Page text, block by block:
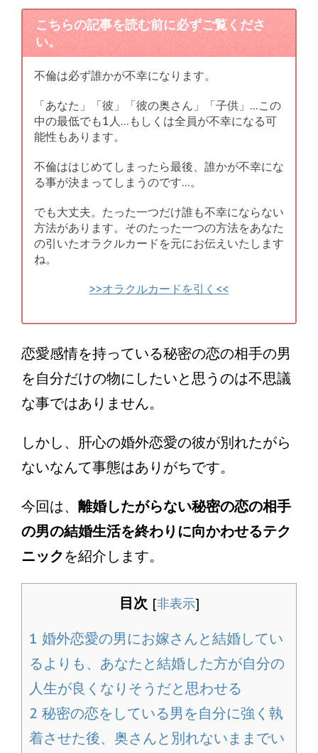
こちらの記事を読む前に必ずご覧くださ
い。
不倫は必ず誰かが不幸になります。
「あなた」「彼」「彼の奥さん」「子供」…この
中の最低でも1人…もしくは全員が不幸になる可
能性もあります。
不倫ははじめてしまったら最後、誰かが不幸にな
る事が決まってしまうのです…。
でも大丈夫。たった一つだけ誰も不幸にならない
方法があります。そのたった一つの方法をあなた
の引いたオラクルカードを元にお伝えいたします
ね。
>>オラクルカードを引く<<
恋愛感情を持っている秘密の恋の相手の男
を自分だけの物にしたいと思うのは不思議
な事ではありません。
しかし、肝心の婚外恋愛の彼が別れたがら
ないなんて事態はありがちです。
今回は、 離婚したがらない秘密の恋の相手
の男の結婚生活を終わりに向かわせるテク
ニックを紹介します。
目次 [非表示]
1 婚外恋愛の男にお嫁さんと結婚してい
るよりも、あなたと結婚した方が自分の
人生が良くなりそうだと思わせる
2 秘密の恋をしている男を自分に強く執
着させた後、奥さんと別れないままでい